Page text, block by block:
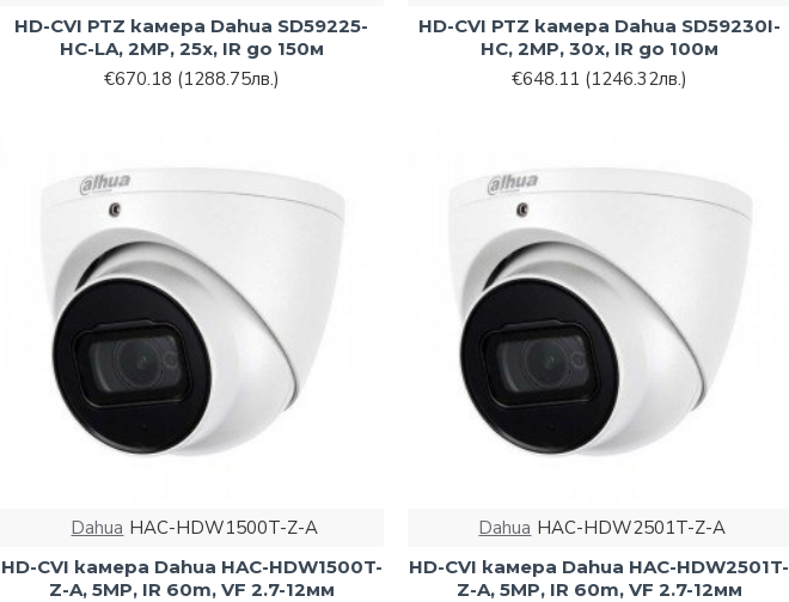
HD-CVI PTZ камера Dahua SD59225-
HC-LA, 2MP, 25х, IR до 150м
€670.18 (1288.75лв.)
HD-CVI PTZ камера Dahua SD59230I-
HC, 2MP, 30х, IR до 100м
€648.11 (1246.32лв.)
Dahua HAC-HDW1500T-Z-A
HD-CVI камера Dahua HAC-HDW1500T-
Z-A, 5MP, IR 60m, VF 2.7-12мм
Dahua HAC-HDW2501T-Z-A
HD-CVI камера Dahua HAC-HDW2501T-
Z-A, 5MP, IR 60m, VF 2.7-12мм